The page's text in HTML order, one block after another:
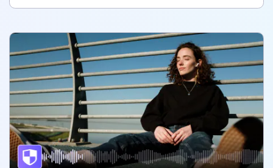
AI 기반 노이즈 제거
Media.io는 모든 사용자에게 더 효율적이고 효과적인 노이즈
제거 경험을 제공하기 위해 인공지능 기술을 기반으로 합니
다. 오디오에서 모든 종류의 노이즈를 빠르고 쉽게 제거할 수
있습니다.
무료 체험